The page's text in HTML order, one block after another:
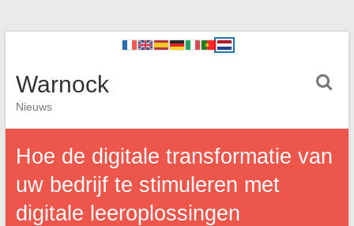
Warnock
Nieuws
Hoe de digitale transformatie van
uw bedrijf te stimuleren met
digitale leeroplossingen